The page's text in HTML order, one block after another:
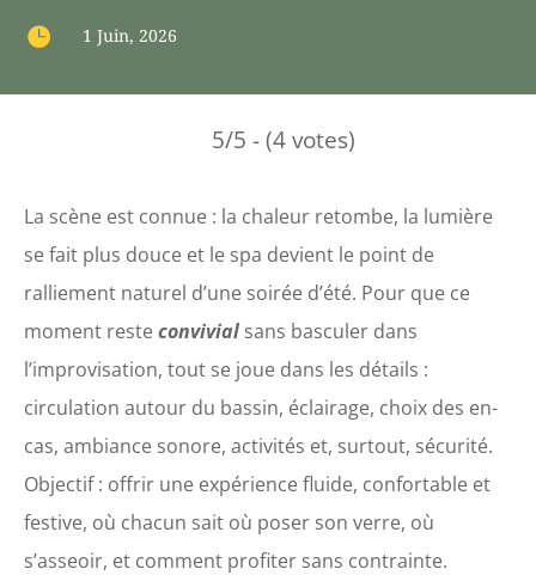
 1 Juin, 2026
5/5 - (4 votes)
La scène est connue : la chaleur retombe, la lumière
se fait plus douce et le spa devient le point de
ralliement naturel d’une soirée d’été. Pour que ce
moment resteconvivial sans basculer dans
l’improvisation, tout se joue dans les détails :
circulation autour du bassin, éclairage, choix des en-
cas, ambiance sonore, activités et, surtout, sécurité.
Objectif : offrir une expérience fluide, confortable et
festive, où chacun sait où poser son verre, où
s’asseoir, et comment profiter sans contrainte.